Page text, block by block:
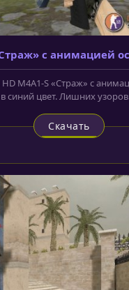
с анимацией
M4A1-S «Страж» с
синий цвет. Лишних
Скачать